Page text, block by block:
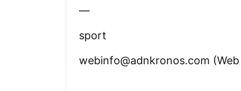
—
sport
webinfo@adnkronos.com